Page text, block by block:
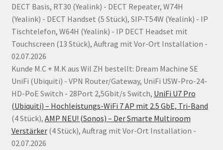
DECT Basis, RT30 (Yealink) - DECT Repeater, W74H
(Yealink) - DECT Handset (5 Stück), SIP-T54W (Yealink) - IP
Tischtelefon, W64H (Yealink) - IP DECT Headset mit
Touchscreen (13 Stück), Auftrag mit Vor-Ort Installation -
02.07.2026
Kunde M.C + M.K aus Wil ZH bestellt: Dream Machine SE
UniFi (Ubiquiti) - VPN Router/Gateway, UniFi USW-Pro-24-
HD-PoE Switch - 28Port 2,5Gbit/s Switch, UniFi U7 Pro
(Ubiquiti) – Hochleistungs-WiFi 7 AP mit 2.5 GbE, Tri-Band
(4 Stück), AMP NEU! (Sonos) – Der Smarte Multiroom
Verstärker(4 Stück), Auftrag mit Vor-Ort Installation -
02.07.2026